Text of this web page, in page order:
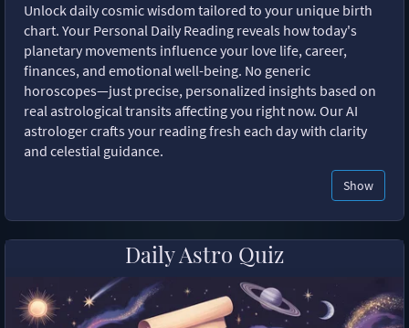
Unlock daily cosmic wisdom tailored to your unique birth
chart. Your Personal Daily Reading reveals how today's
planetary movements influence your love life, career,
finances, and emotional well-being. No generic
horoscopes—just precise, personalized insights based on
real astrological transits affecting you right now. Our AI
astrologer crafts your reading fresh each day with clarity
and celestial guidance.
Show
Daily Astro Quiz